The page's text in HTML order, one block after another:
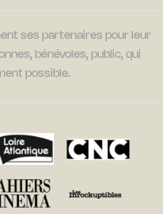
ses partenaires pour leur
bénévoles, public, qui
possible.